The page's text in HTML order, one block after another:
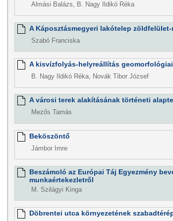
Almási Balázs, B. Nagy Ildikó Réka
A Káposztásmegyeri lakótelep
Szabó Franciska
A kisvízfolyás-helyreállítás
B. Nagy Ildikó Réka, Novák Tibor József
A városi terek alakításának történeti
Mezős Tamás
Beköszöntő
Jámbor Imre
Beszámoló az Európai Táj Egyezmény
munkaértekezletről
M. Szilágyi Kinga
Döbrentei utca környezetének